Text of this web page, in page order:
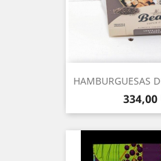
HAMBURGUESAS
Precio
334,00